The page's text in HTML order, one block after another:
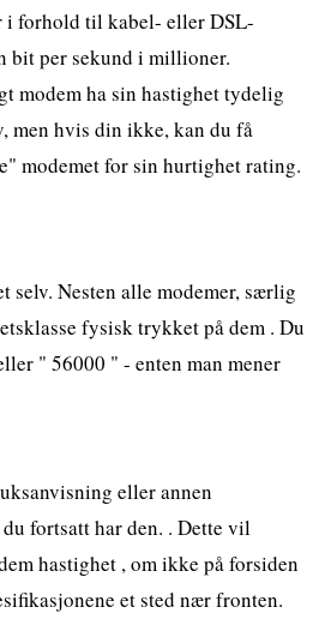
i forhold til kabel- eller DSL-
bit per sekund i millioner.
modem ha sin hastighet tydelig
men hvis din ikke, kan du få
modemet for sin hurtighet rating.
selv. Nesten alle modemer, særlig
fysisk trykket på dem . Du
" 56000 " - enten man mener
eller annen
fortsatt har den. . Dette vil
hastighet , om ikke på forsiden
et sted nær fronten.